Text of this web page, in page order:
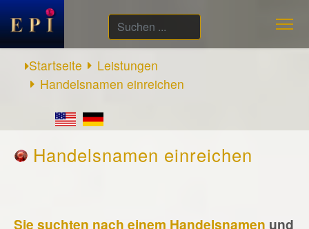
Suchen
...
Startseite
Leistungen
Handelsnamen einreichen
Handelsnamen einreichen
Sie suchten nach einem Handelsnamen und